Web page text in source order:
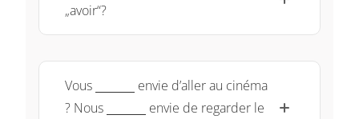
„avoir“?
Vous \underline{~\qquad~}
envie d’aller au cinéma
? Nous
\underline{~\qquad~}
envie de regarder le